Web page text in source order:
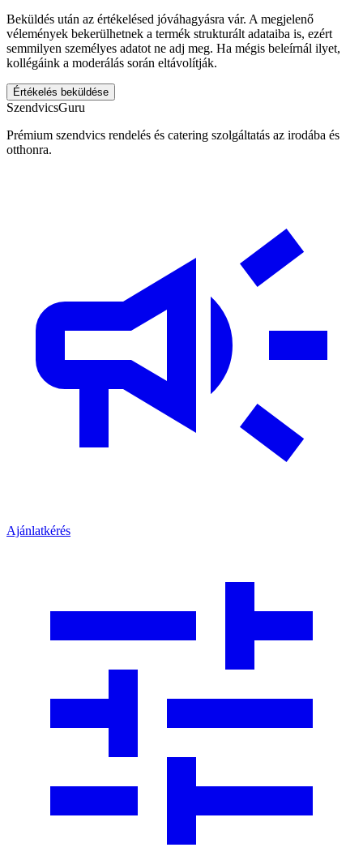
Beküldés után az értékelésed jóváhagyásra vár. A megjelenő
vélemények bekerülhetnek a termék strukturált adataiba is, ezért
semmilyen személyes adatot ne adj meg. Ha mégis beleírnál ilyet,
kollégáink a moderálás során eltávolítják.
Értékelés beküldése
SzendvicsGuru
Prémium szendvics rendelés és catering szolgáltatás az irodába és
otthonra.
Ajánlatkérés